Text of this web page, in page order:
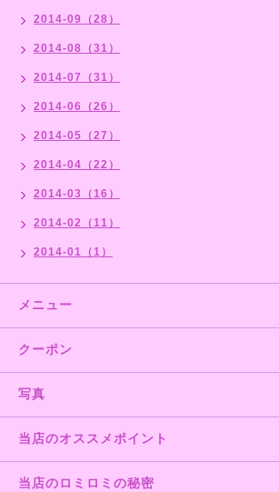
2014-09（28）
2014-08（31）
2014-07（31）
2014-06（26）
2014-05（27）
2014-04（22）
2014-03（16）
2014-02（11）
2014-01（1）
メニュー
クーポン
写真
当店のオススメポイント
当店のロミロミの秘密